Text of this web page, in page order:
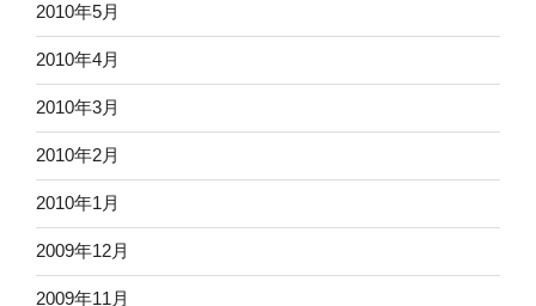
2010年5月
2010年4月
2010年3月
2010年2月
2010年1月
2009年12月
2009年11月